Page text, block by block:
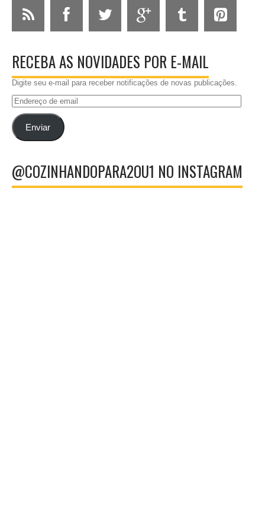
RECEBA AS NOVIDADES POR E-MAIL
Digite seu e-mail para receber notificações de novas publicações.
Endereço
emailEnviar
@COZINHANDOPARA2OU1 NO INSTAGRAM